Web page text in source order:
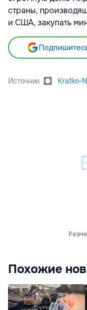
страны,
и США, закупать
Источник Kratko-
Похожие